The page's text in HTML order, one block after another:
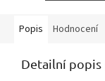
Popis Hodnocení
Detailní